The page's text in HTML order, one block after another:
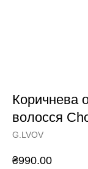
Коричнева
волосся
G.LVOV
₴990.00